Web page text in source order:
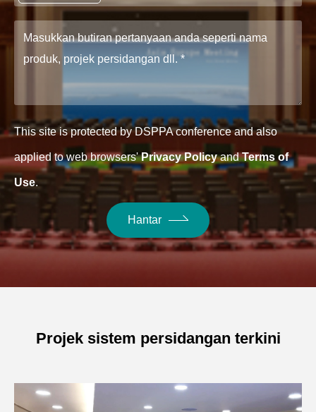
This site is protected by DSPPA conference and also
applied to web browsers'Privacy PolicyandTerms of
Use.
Hantar
Projek sistem persidangan terkini